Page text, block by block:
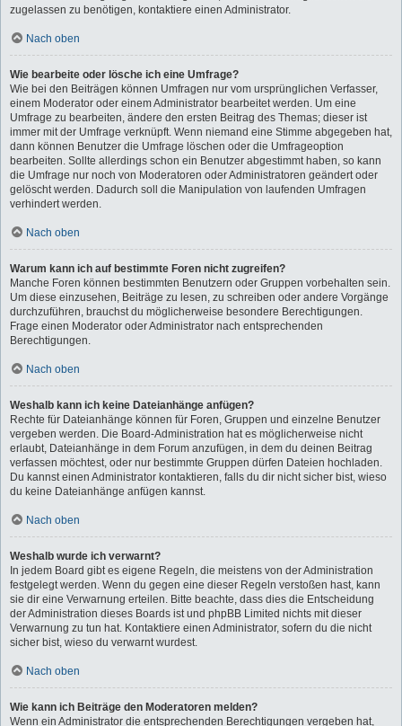
zugelassen zu benötigen, kontaktiere einen Administrator.
Nach oben
Wie bearbeite oder lösche ich eine Umfrage?
Wie bei den Beiträgen können Umfragen nur vom ursprünglichen Verfasser,
einem Moderator oder einem Administrator bearbeitet werden. Um eine
Umfrage zu bearbeiten, ändere den ersten Beitrag des Themas; dieser ist
immer mit der Umfrage verknüpft. Wenn niemand eine Stimme abgegeben hat,
dann können Benutzer die Umfrage löschen oder die Umfrageoption
bearbeiten. Sollte allerdings schon ein Benutzer abgestimmt haben, so kann
die Umfrage nur noch von Moderatoren oder Administratoren geändert oder
gelöscht werden. Dadurch soll die Manipulation von laufenden Umfragen
verhindert werden.
Nach oben
Warum kann ich auf bestimmte Foren nicht zugreifen?
Manche Foren können bestimmten Benutzern oder Gruppen vorbehalten sein.
Um diese einzusehen, Beiträge zu lesen, zu schreiben oder andere Vorgänge
durchzuführen, brauchst du möglicherweise besondere Berechtigungen.
Frage einen Moderator oder Administrator nach entsprechenden
Berechtigungen.
Nach oben
Weshalb kann ich keine Dateianhänge anfügen?
Rechte für Dateianhänge können für Foren, Gruppen und einzelne Benutzer
vergeben werden. Die Board-Administration hat es möglicherweise nicht
erlaubt, Dateianhänge in dem Forum anzufügen, in dem du deinen Beitrag
verfassen möchtest, oder nur bestimmte Gruppen dürfen Dateien hochladen.
Du kannst einen Administrator kontaktieren, falls du dir nicht sicher bist, wieso
du keine Dateianhänge anfügen kannst.
Nach oben
Weshalb wurde ich verwarnt?
In jedem Board gibt es eigene Regeln, die meistens von der Administration
festgelegt werden. Wenn du gegen eine dieser Regeln verstoßen hast, kann
sie dir eine Verwarnung erteilen. Bitte beachte, dass dies die Entscheidung
der Administration dieses Boards ist und phpBB Limited nichts mit dieser
Verwarnung zu tun hat. Kontaktiere einen Administrator, sofern du die nicht
sicher bist, wieso du verwarnt wurdest.
Nach oben
Wie kann ich Beiträge den Moderatoren melden?
Wenn ein Administrator die entsprechenden Berechtigungen vergeben hat,